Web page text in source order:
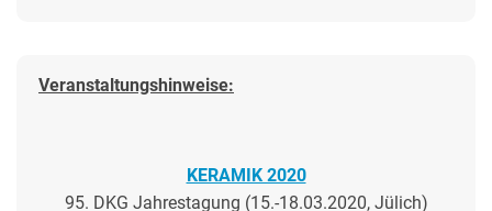
Veranstaltungshinweise:
KERAMIK 2020
95. DKG Jahrestagung (15.-18.03.2020, Jülich)